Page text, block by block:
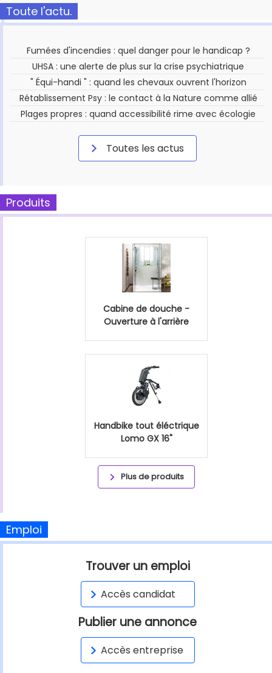
Toute l'actu.
Fumées d'incendies : quel danger pour le handicap ?
UHSA : une alerte de plus sur la crise psychiatrique
" Équi-handi " : quand les chevaux ouvrent l'horizon
Rétablissement Psy : le contact à la Nature comme allié
Plages propres : quand accessibilité rime avec écologie
Toutes les actus
Produits
Cabine de douche -
Ouverture à l'arrière
Handbike tout éléctrique
Lomo GX 16"
Plus de produits
Emploi
Trouver un emploi
Accès candidat
Publier une annonce
Accès entreprise